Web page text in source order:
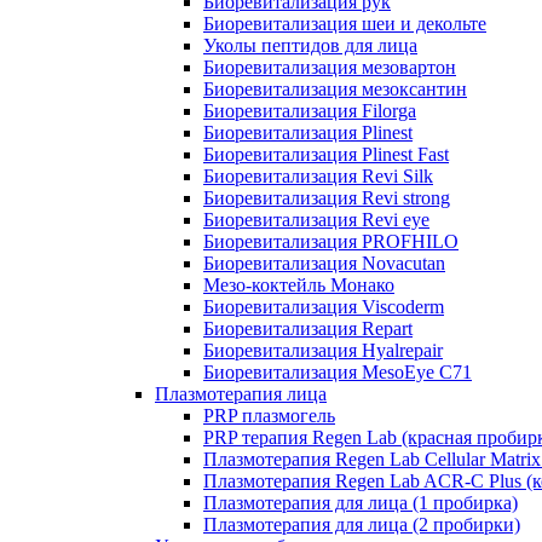
Биоревитализация шеи и декольте
Уколы пептидов для лица
Биоревитализация мезовартон
Биоревитализация мезоксантин
Биоревитализация Filorga
Биоревитализация Plinest
Биоревитализация Plinest Fast
Биоревитализация Revi Silk
Биоревитализация Revi strong
Биоревитализация Revi eye
Биоревитализация PROFHILO
Биоревитализация Novacutan
Мезо-коктейль Монако
Биоревитализация Viscoderm
Биоревитализация Repart
Биоревитализация Hyalrepair
Биоревитализация MesoEye C71
Плазмотерапия лица
PRP плазмогель
PRP терапия Regen Lab (красная
Плазмотерапия Regen Lab Cellular
Плазмотерапия Regen Lab ACR-C Plus
Плазмотерапия для лица (1 пробирка)
Плазмотерапия для лица (2 пробирки)